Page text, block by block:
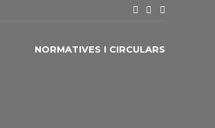
NORMATIVES I CIRCULARS